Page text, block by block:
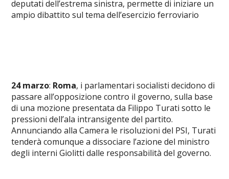
deputati dell’estrema sinistra, permette di iniziare un
ampio dibattito sul tema dell’esercizio ferroviario
24 marzo: Roma, i parlamentari socialisti decidono di
passare all’opposizione contro il governo, sulla base
di una mozione presentata da Filippo Turati sotto le
pressioni dell’ala intransigente del partito.
Annunciando alla Camera le risoluzioni del PSI, Turati
tenderà comunque a dissociare l’azione del ministro
degli interni Giolitti dalle responsabilità del governo.